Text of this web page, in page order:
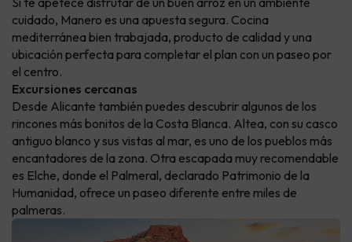
cuidado, Manero es una apuesta segura. Cocina
mediterránea bien trabajada, producto de calidad y una
ubicación perfecta para completar el plan con un paseo por
el centro.
Excursiones cercanas
Desde Alicante también puedes descubrir algunos de los
rincones más bonitos de la Costa Blanca. Altea, con su casco
antiguo blanco y sus vistas al mar, es uno de los pueblos más
encantadores de la zona. Otra escapada muy recomendable
es Elche, donde el Palmeral, declarado Patrimonio de la
Humanidad, ofrece un paseo diferente entre miles de
palmeras.